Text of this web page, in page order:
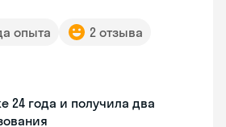
опыта 2 отзыва
24 года и получила два